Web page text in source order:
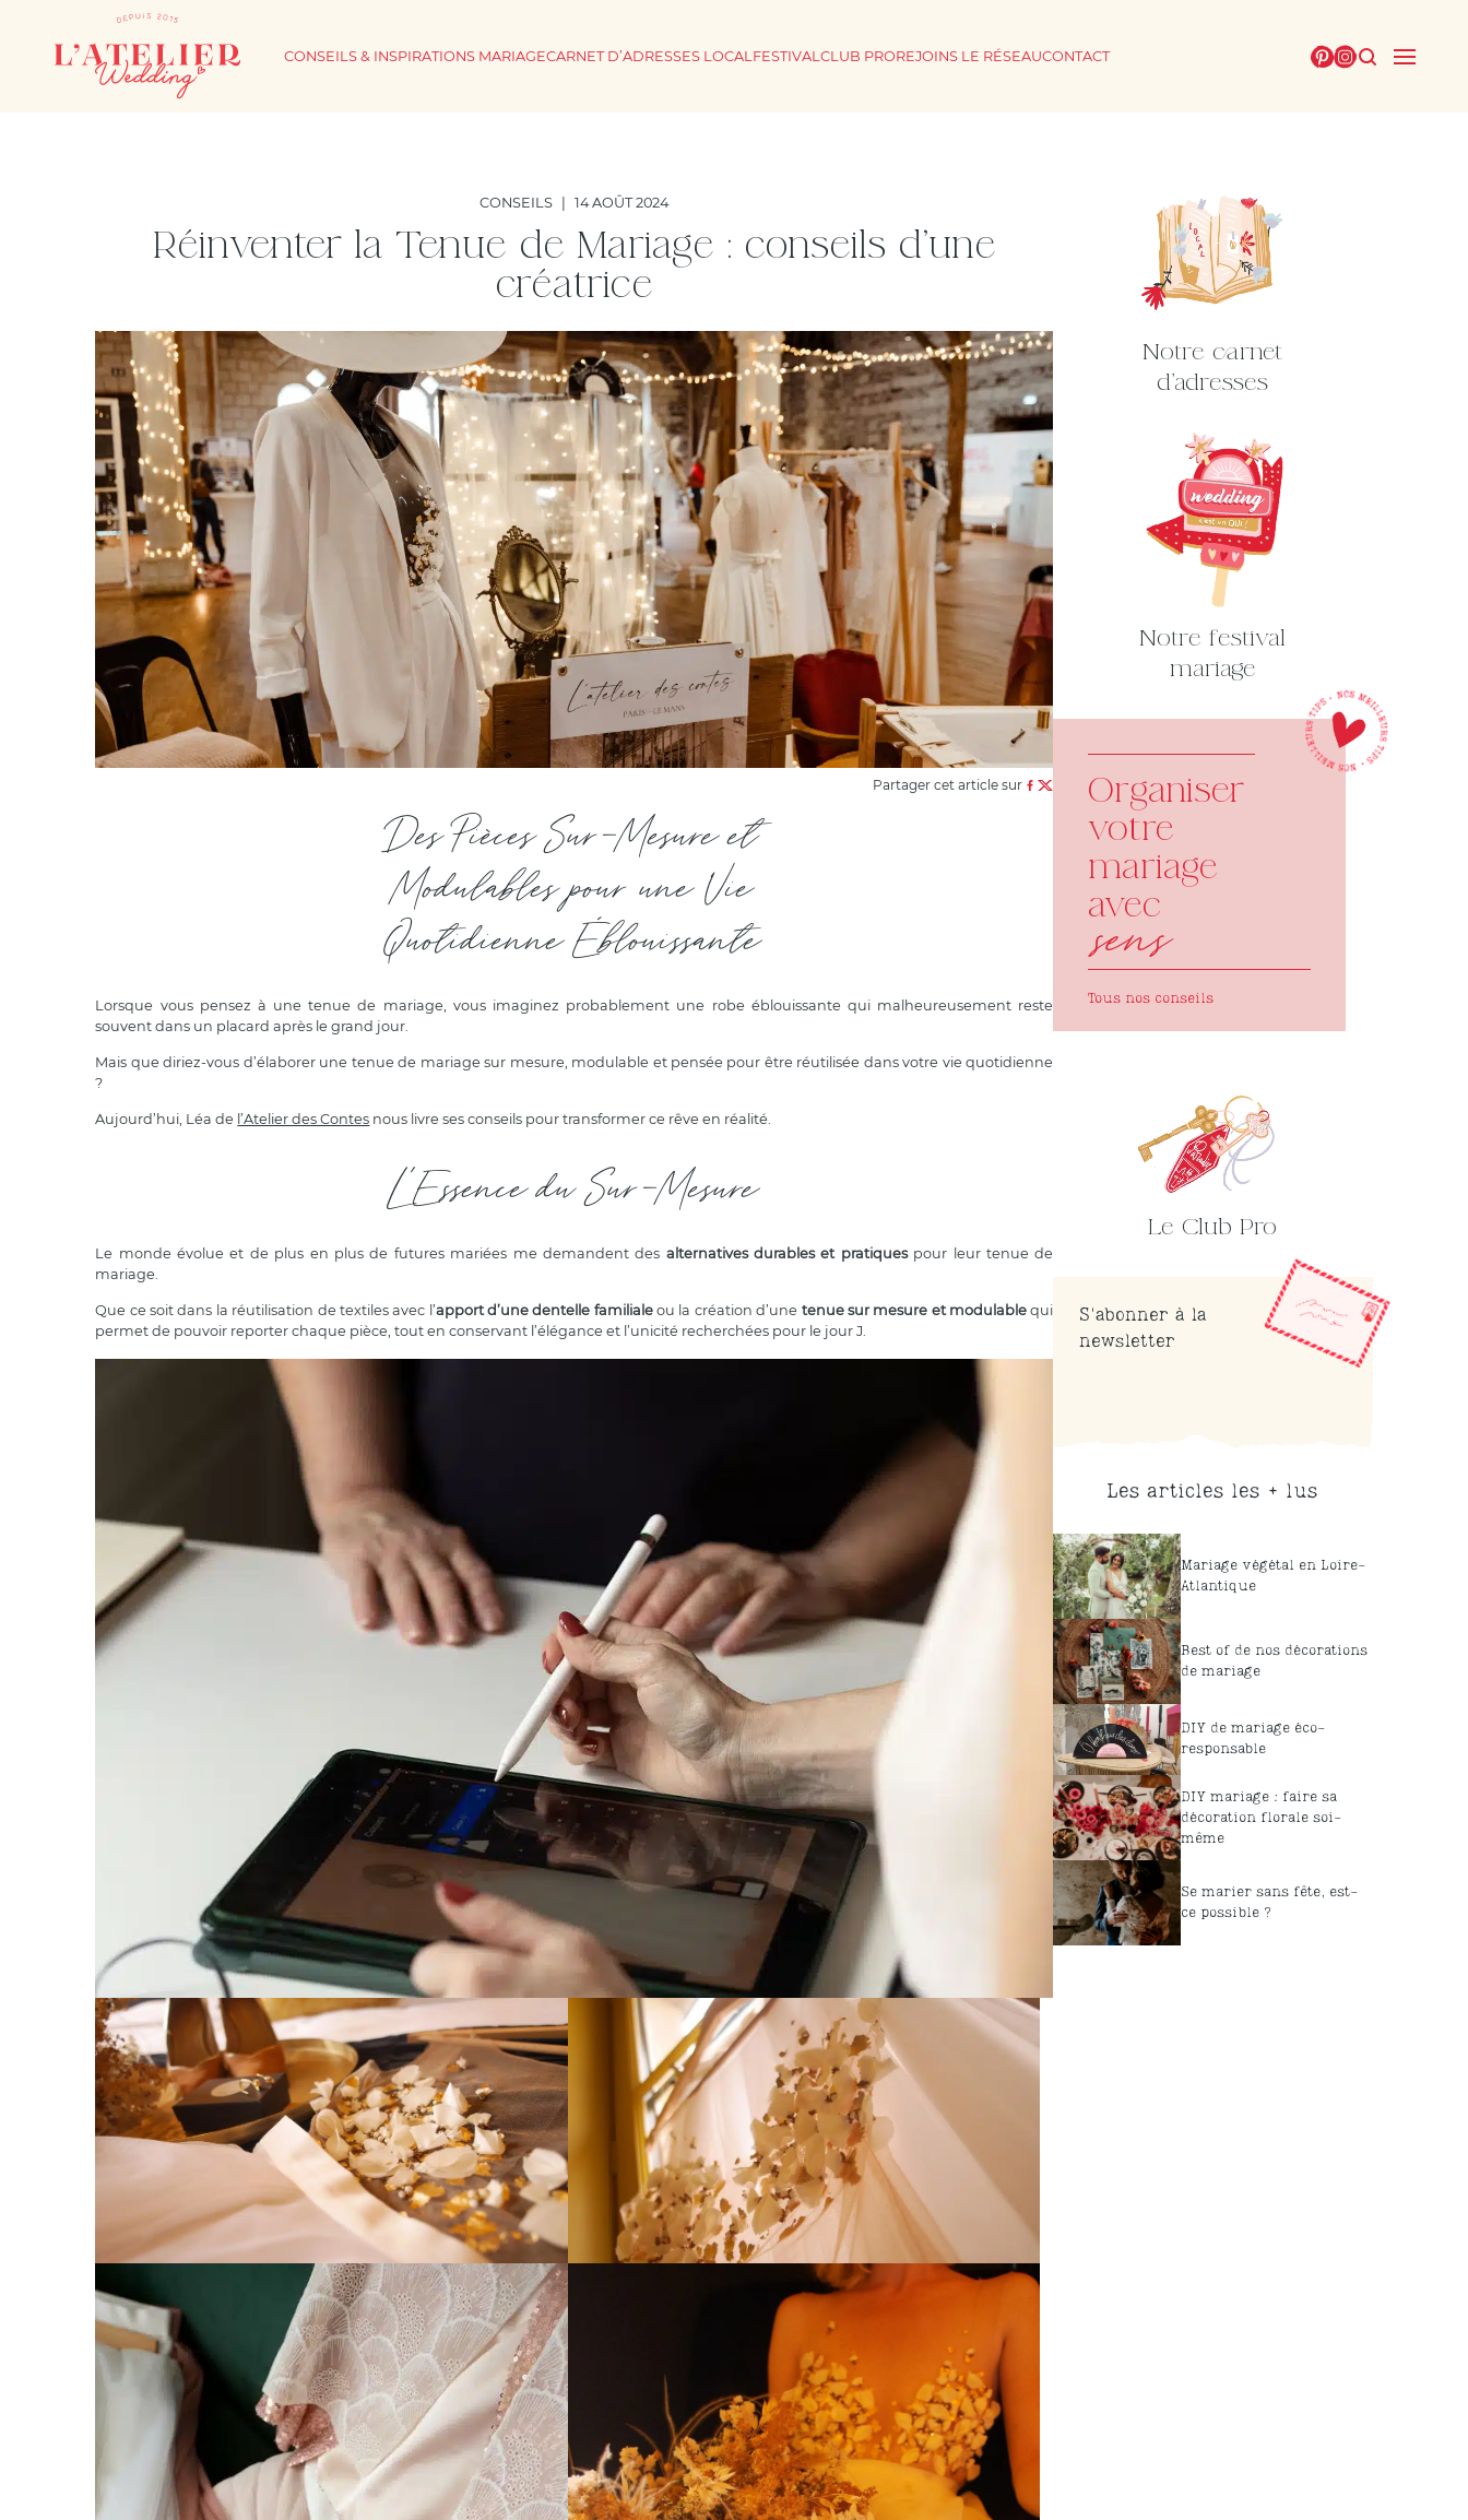
CONSEILS & INSPIRATIONS MARIAGECARNET D’ADRESSES LOCALFESTIVALCLUB PROREJOINS LE RÉSEAUCONTACT
CONSEILS 14 AOÛT 2024
Réinventer la Tenue de Mariage : conseils d’une
créatrice
Partager cet article sur
Des Pièces Sur-Mesure et
Modulables pour une Vie
Quotidienne Éblouissante
Lorsque vous pensez à une tenue de mariage, vous imaginez probablement une robe éblouissante qui malheureusement reste
souvent dans un placard après le grand jour.
Mais que diriez-vous d’élaborer une tenue de mariage sur mesure, modulable et pensée pour être réutilisée dans votre vie quotidienne
?
Aujourd’hui, Léa de l’Atelier des Contes nous livre ses conseils pour transformer ce rêve en réalité.
L'Essence du Sur-Mesure
Le monde évolue et de plus en plus de futures mariées me demandent des alternatives durables et pratiquespour leur tenue de
mariage.
Que ce soit dans la réutilisation de textiles avec l’apport d’une dentelle familialeou la création d’une tenue sur mesure et modulablequi
permet de pouvoir reporter chaque pièce, tout en conservant l’élégance et l’unicité recherchées pour le jour J.
Notre carnet
d'adresses
Notre festival
mariage
Organiser
votre
mariage
avec
sens
Tous nos conseils
Le Club Pro
S'abonner à la
newsletter
Les articles les + lus
Mariage végétal en Loire-
Atlantique
Best of de nos décorations
de mariage
DIY de mariage éco-
responsable
DIY mariage : faire sa
décoration florale soi-
même
Se marier sans fête, est-
ce possible ?